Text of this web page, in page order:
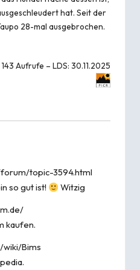
hat. Seit der
28-mal ausgebrochen.
Aufrufe – LDS: 30.11.2025
topic-3594.html
so gut ist!
Witzig
kaufen.
Bims